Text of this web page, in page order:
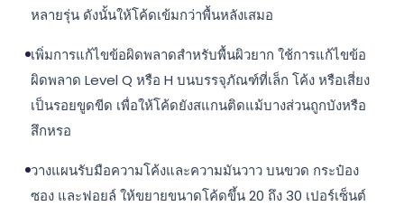
หลายรุ่น ดังนั้นให้โค้ดเข้มกว่าพื้นหลังเสมอ
เพิ่มการแก้ไขข้อผิดพลาดสำหรับพื้นผิวยาก ใช้การแก้ไขข้อ
ผิดพลาด Level Q หรือ H บนบรรจุภัณฑ์ที่เล็ก โค้ง หรือเสี่ยง
เป็นรอยขูดขีด เพื่อให้โค้ดยังสแกนติดแม้บางส่วนถูกบังหรือ
สึกหรอ
วางแผนรับมือความโค้งและความมันวาว บนขวด กระป๋อง
ซอง และฟอยล์ ให้ขยายขนาดโค้ดขึ้น 20 ถึง 30 เปอร์เซ็นต์